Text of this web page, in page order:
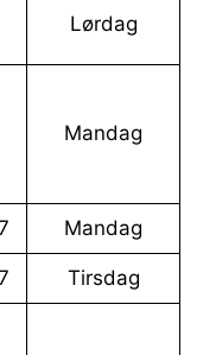
lørdag
mandag
mandag
tirsdag